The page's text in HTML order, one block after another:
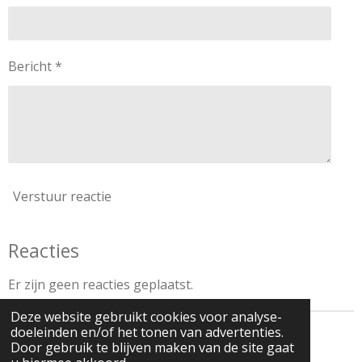
Deze website gebruikt cookies voor analyse-
doeleinden en/of het tonen van advertenties.
Door gebruik te blijven maken van de site gaat
Bericht *
Verstuur reactie
Reacties
Er zijn geen reacties geplaatst.
© 2018 - 2026 Onderwijssupporter